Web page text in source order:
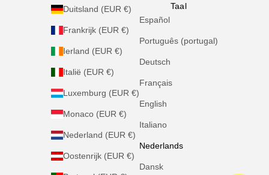
Duitsland (EUR €)
Frankrijk (EUR €)
Ierland (EUR €)
Italië (EUR €)
Luxemburg (EUR €)
Monaco (EUR €)
Nederland (EUR €)
Oostenrijk (EUR €)
Taal
Español
Português (portugal)
Deutsch
Français
English
Italiano
Nederlands
Dansk